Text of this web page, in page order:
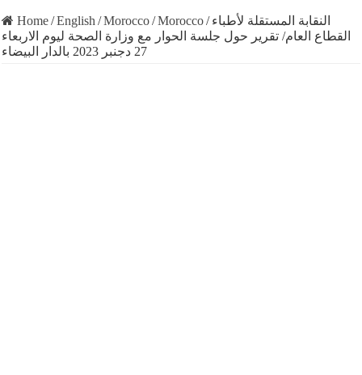
Home/English /Morocco/Morocco/ النقابة المستقلة لأطباء
القطاع العام/ تقرير حول جلسة الحوار مع وزارة الصحة ليوم الاربعاء
27 دجنبر 2023 بالدار البيضاء